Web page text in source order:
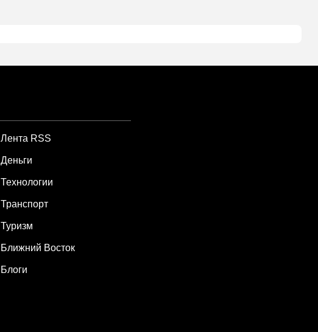
Лента RSS
Деньги
Технологии
Транспорт
Туризм
Ближний Восток
Блоги